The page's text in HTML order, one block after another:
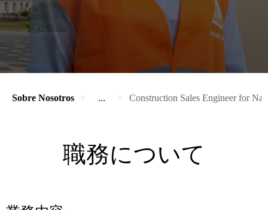
Sobre Nosotros ... Construction Sales Engineer for
職務について